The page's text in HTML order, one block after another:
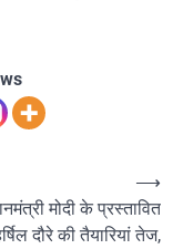
मोदी के प्रस्तावित
दौरे की तैयारियां तेज,
⟶